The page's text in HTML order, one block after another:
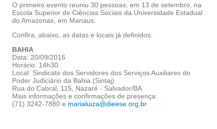
O primeiro evento reuniu 30 pessoas, em 13 de setembro, na
Escola Superior de Ciências Sociais da Universidade Estadual
do Amazonas, em Manaus.
Confira, abaixo, as datas e locais já definidos:
BAHIA
Data: 20/09/2016
Horário: 14h30
Local: Sindicato dos Servidores dos Serviços Auxiliares do
Poder Judiciário da Bahia (Sintaj)
Rua do Cabral, 115, Nazaré - Salvador/BA
Mais informações e confirmações de presença:
(71) 3242-7880 e marialuiza@dieese.org.br